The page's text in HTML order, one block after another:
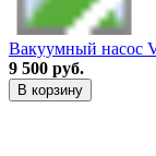
Вакуумный насос
9 500 руб.
В корзину